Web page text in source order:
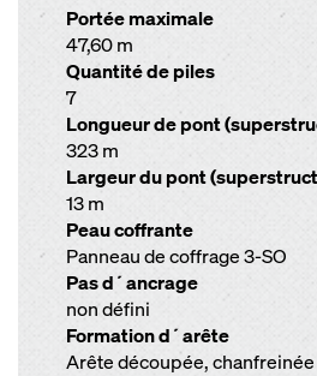
Portée maximale
47,60 m
Quantité de piles
7
Longueur de pont
323 m
Largeur du pont
13 m
Peau coffrante
Panneau de coffrage 3-SO
Pas d´ancrage
non défini
Formation d´arête
Arête découpée, chanfreinée